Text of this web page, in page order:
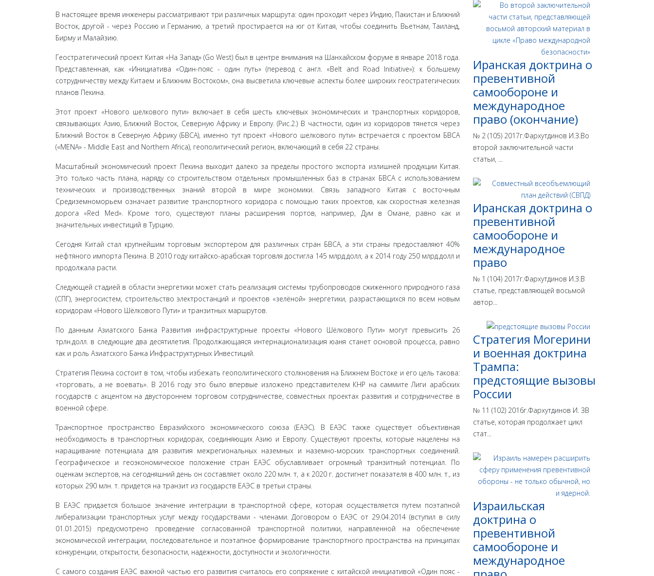
В настоящее время инженеры рассматривают три раз­личных маршрута: один проходит через Индию, Пакистан и Ближний
Восток, другой - через Россию и Германию, а третий простирается на юг от Китая, чтобы соединить Вьетнам, Таи­ланд,
Бирму и Малайзию.
Геостратегический проект Китая «На Запад» (Go West) был в центре внимания на Шанхайском форуме в январе 2018 года.
Представленная, как «Инициатива «Один-пояс - один путь» (перевод с англ. «Belt and Road Initiative»): к большему
сотрудничеству между Китаем и Ближним Востоком», она вы­светила ключевые аспекты более широких геостратегических
планов Пекина.
Этот проект «Нового шелкового пути» включает в себя шесть ключевых экономических и транспортных коридоров,
связывающих Азию, Ближний Восток, Северную Африку и Европу. (Рис.2.) В частности, один из коридоров тянется через
Ближний Восток в Северную Африку (БВСА), именно тут про­ект «Нового шелкового пути» встречается с проектом БВСА
(«MENA» - Middle East and Northern Africa), геополитический регион, включающий в себя 22 страны.
Масштабный экономический проект Пекина выходит да­леко за пределы простого экспорта излишней продукции Ки­тая.
Это только часть плана, наряду со строительством отдельных промышленных баз в странах БВСА с использованием
технических и производственных знаний второй в мире эконо­мики. Связь западного Китая с восточным
Средиземноморьем означает развитие транспортного коридора с помощью таких проектов, как скоростная железная
дорога «Red Med». Кроме того, существуют планы расширения портов, например, Дум в Омане, равно как и
значительных инвестиций в Турцию.
Сегодня Китай стал крупнейшим торговым экспортером для различных стран БВСА, а эти страны предоставляют 40%
нефтяного импорта Пекина. В 2010 году китайско-арабская торговля достигла 145 млрд.долл, а к 2014 году 250 млрд.долл и
продолжала расти.
Следующей стадией в области энергетики может стать реализация системы трубопроводов сжиженного природно­го газа
(СПГ), энергосистем, строительство электростанций и проектов «зелёной» энергетики, разрастающихся по всем новым
коридорам «Нового Шёлкового Пути» и транзитных маршрутов.
По данным Азиатского Банка Развития инфраструктур­ные проекты «Нового Шёлкового Пути» могут превысить 26
трлн.долл. в следующие два десятилетия. Продолжающаяся интернационализация юаня станет основой процесса, равно
как и роль Азиатского Банка Инфраструктурных Инвестиций.
Стратегия Пекина состоит в том, чтобы избежать геопо­литического столкновения на Ближнем Востоке и его цель та­кова:
«торговать, а не воевать». В 2016 году это было впервые изложено представителем КНР на саммите Лиги арабских
государств с акцентом на двустороннем торговом сотрудниче­стве, совместных проектах развития и сотрудничестве в
воен­ной сфере.
Транспортное пространство Евразийского экономическо­го союза (ЕАЭС). В ЕАЭС также существует объективная
необходимость в транспортных коридорах, соединяющих Азию и Европу. Существуют проекты, которые нацелены на
наращи­вание потенциала для развития межрегиональных наземных и наземно-морских транспортных соединений.
Географическое и геоэкономическое положение стран ЕАЭС обуславливает огромный транзитный потенциал. По
оценкам экспертов, на сегодняшний день он составляет около 220 млн. т, а к 2020 г. достигнет показателя в 400 млн. т., из
которых 290 млн. т. при­дется на транзит из государств ЕАЭС в третьи страны.
В ЕАЭС придается большое значение интеграции в транс­портной сфере, которая осуществляется путем поэтапной
либерализации транспортных услуг между государствами - членами. Договором о ЕАЭС от 29.04.2014 (вступил в силу
01.01.2015) предусмотрено проведение согласованной транс­портной политики, направленной на обеспечение
экономиче­ской интеграции, последовательное и поэтапное формирова­ние транспортного пространства на принципах
конкуренции, открытости, безопасности, надежности, доступности и экологичности.
С самого создания ЕАЭС важной частью его развития считалось его сопряжение с китайской инициативой «Один пояс -
Иранская доктрина о
превентивной
самообороне и
международное
право (окончание)
№ 2 (105) 2017г.Фархутдинов И.З.Во
второй заключительной части
статьи, ...
Иранская доктрина о
превентивной
самообороне и
международное
право
№ 1 (104) 2017г.Фархутдинов И.З.В
статье, представляющей восьмой
автор...
Стратегия Могерини
и военная доктрина
Трампа:
предстоящие вызовы
России
№ 11 (102) 2016г.Фархутдинов И. ЗВ
статье, которая продолжает цикл
стат...
Израильская
доктрина o
превентивной
самообороне и
международное